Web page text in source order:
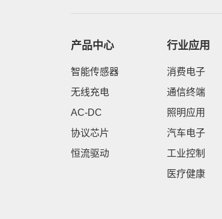
产品中心
智能传感器
无线充电
AC-DC
协议芯片
恒流驱动
行业应用
消费电子
通信终端
照明应用
汽车电子
工业控制
医疗健康